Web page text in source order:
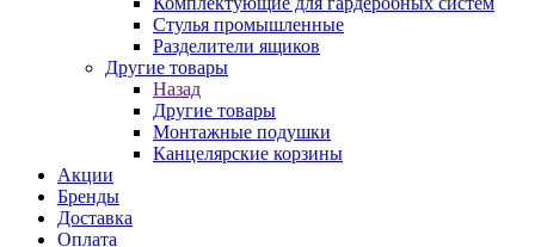
Стулья промышленные
Разделители ящиков
Другие товары
Назад
Другие товары
Монтажные подушки
Канцелярские корзины
Акции
Бренды
Доставка
Оплата